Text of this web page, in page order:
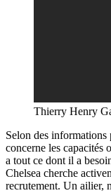
Thierry Henry
Selon des informations
concerne les capacités
a tout ce dont il a
Chelsea cherche
recrutement. Un ailier,